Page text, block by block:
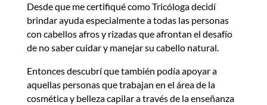
Desde que me certifiqué como Tricóloga decidí
brindar ayuda especialmente a todas las personas
con cabellos afros y rizadas que afrontan el desafío
de no saber cuidar y manejar su cabello natural.
Entonces descubrí que también podía apoyar a
aquellas personas que trabajan en el área de la
cosmética y belleza capilar a través de la enseñanza